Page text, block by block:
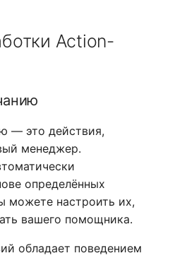
Action-
— это действия,
менеджер.
определённых
можете настроить их,
вашего помощника.
обладает поведением